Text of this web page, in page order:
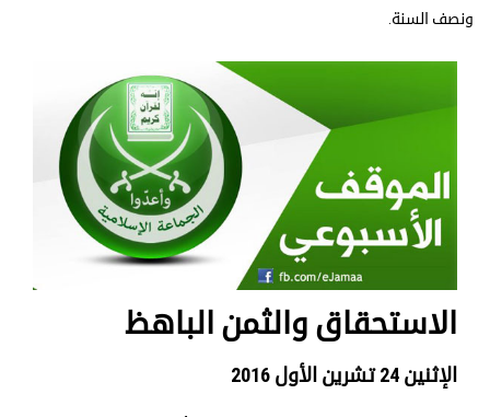
ونصف السنة.
الاستحقاق والثمن الباهظ
الإثنين 24 تشرين الأول 2016